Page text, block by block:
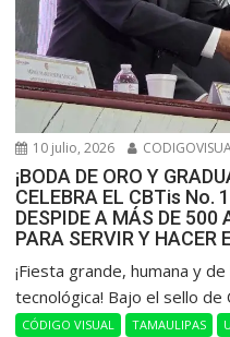
10 julio, 2026
¡BODA DE ORO Y
CELEBRA EL CBTis No.
DESPIDE A MÁS DE 500
PARA SERVIR Y HACER
​¡Fiesta grande, humana y
tecnológica! Bajo el sello de
CÓDIGO VISUAL TAMAULIPAS